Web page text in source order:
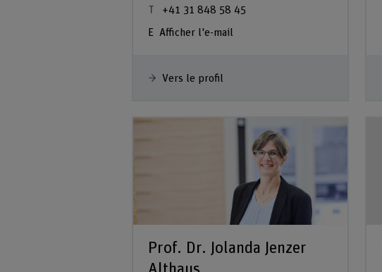
+41 31 848 58 45
Afficher l'e-mail
Vers le profil
Prof. Dr. Jolanda Jenzer